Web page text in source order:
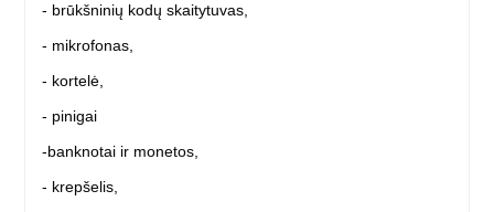
- brūkšninių kodų skaitytuvas,
- mikrofonas,
- kortelė,
- pinigai
-banknotai ir monetos,
- krepšelis,